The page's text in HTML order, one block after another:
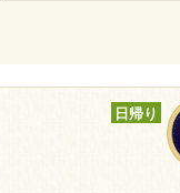
日帰り